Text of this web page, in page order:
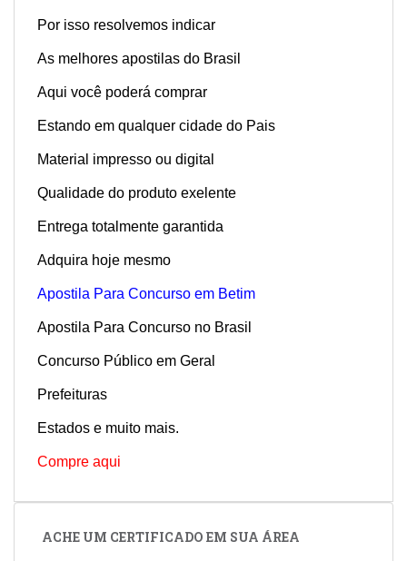
Por isso resolvemos indicar
As melhores apostilas do Brasil
Aqui você poderá comprar
Estando em qualquer cidade do Pais
Material impresso ou digital
Qualidade do produto exelente
Entrega totalmente garantida
Adquira hoje mesmo
Apostila Para Concurso em Betim
Apostila Para Concurso no Brasil
Concurso Público em Geral
Prefeituras
Estados e muito mais.
Compre aqui
ACHE UM CERTIFICADO EM SUA ÁREA